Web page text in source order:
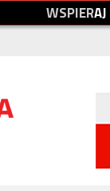
WSPIERAJ